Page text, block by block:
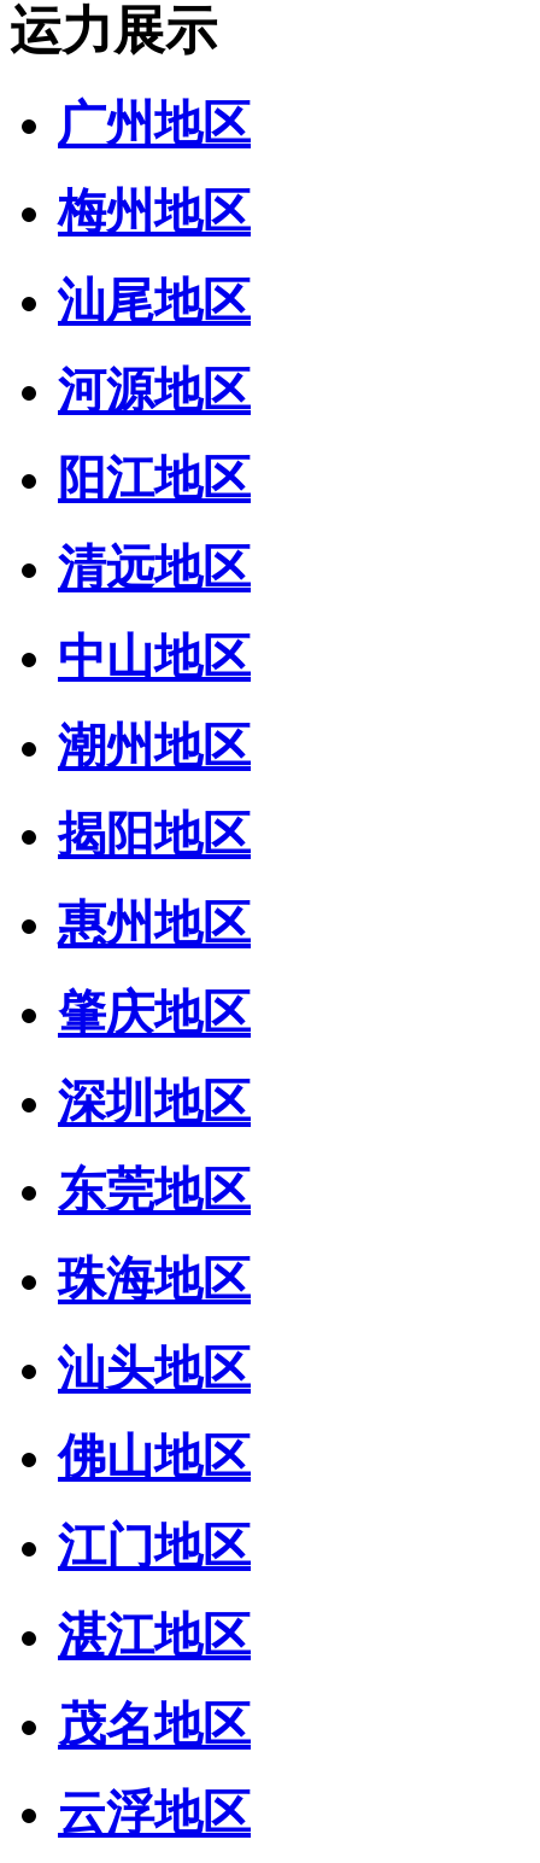
运力展示
广州地区
梅州地区
汕尾地区
河源地区
阳江地区
清远地区
中山地区
潮州地区
揭阳地区
惠州地区
肇庆地区
深圳地区
东莞地区
珠海地区
汕头地区
佛山地区
江门地区
湛江地区
茂名地区
云浮地区